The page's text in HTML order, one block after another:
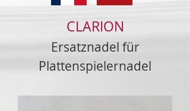
CLARION
Ersatznadel für
Plattenspielernadel